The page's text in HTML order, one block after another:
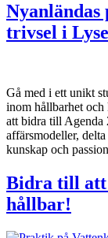
Nyanländas
trivsel i
Gå med i ett unikt
inom hållbarhet
att bidra till Agenda
affärsmodeller,
kunskap och
Bidra till att
hållbar!